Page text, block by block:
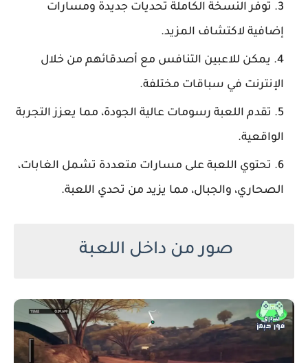
توفر النسخة الكاملة تحديات جديدة ومسارات
إضافية لاكتشاف المزيد.
يمكن للاعبين التنافس مع أصدقائهم من خلال
الإنترنت في سباقات مختلفة.
تقدم اللعبة رسومات عالية الجودة، مما يعزز التجربة
الواقعية.
تحتوي اللعبة على مسارات متعددة تشمل الغابات،
الصحاري، والجبال، مما يزيد من تحدي اللعبة.
صور من داخل اللعبة